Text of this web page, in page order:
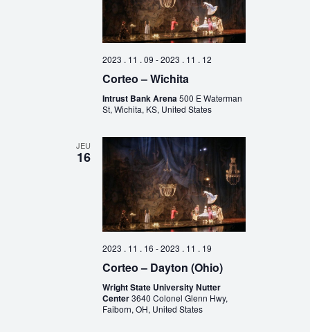
2023 . 11 . 09 -2023 . 11 . 12
Corteo – Wichita
Intrust Bank Arena500 E Waterman
St, Wichita, KS, United States
JEU
16
2023 . 11 . 16 -2023 . 11 . 19
Corteo – Dayton (Ohio)
Wright State University Nutter
Center3640 Colonel Glenn Hwy,
Faiborn, OH, United States